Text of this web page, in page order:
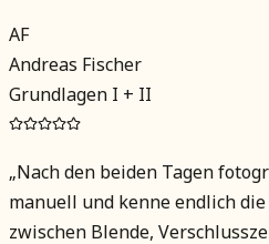
AF
Andreas Fischer
Grundlagen I + II
„Nach den beiden Tagen
manuell und kenne endlich
zwischen Blende,